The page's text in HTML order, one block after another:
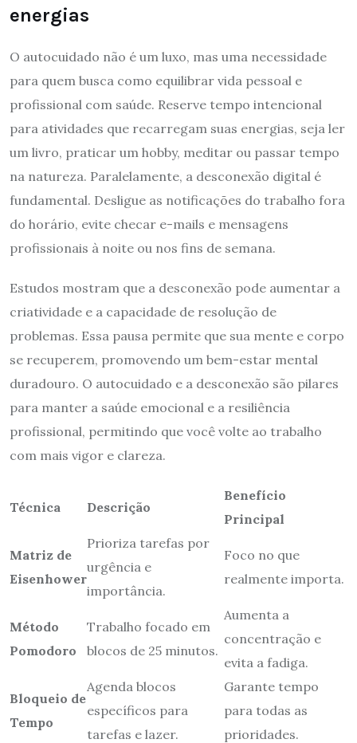
energias
O autocuidado não é um luxo, mas uma necessidade
para quem busca como equilibrar vida pessoal e
profissional com saúde. Reserve tempo intencional
para atividades que recarregam suas energias, seja ler
um livro, praticar um hobby, meditar ou passar tempo
na natureza. Paralelamente, a desconexão digital é
fundamental. Desligue as notificações do trabalho fora
do horário, evite checar e-mails e mensagens
profissionais à noite ou nos fins de semana.
Estudos mostram que a desconexão pode aumentar a
criatividade e a capacidade de resolução de
problemas. Essa pausa permite que sua mente e corpo
se recuperem, promovendo um bem-estar mental
duradouro. O autocuidado e a desconexão são pilares
para manter a saúde emocional e a resiliência
profissional, permitindo que você volte ao trabalho
com mais vigor e clareza.
Técnica Descrição
Benefício
Principal
Matriz de
Eisenhower
Prioriza tarefas por
urgência e
importância.
Foco no que
realmente importa.
Método
Pomodoro
Trabalho focado em
blocos de 25 minutos.
Aumenta a
concentração e
evita a fadiga.
Bloqueio de
Tempo
Agenda blocos
específicos para
tarefas e lazer.
Garante tempo
para todas as
prioridades.